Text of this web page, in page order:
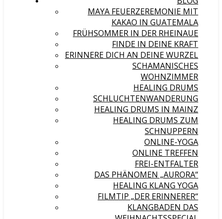
MAYA FEUERZEREMONIE MIT
KAKAO IN GUATEMALA
FRÜHSOMMER IN DER RHEINAUE
FINDE IN DEINE KRAFT
ERINNERE DICH AN DEINE WURZEL
SCHAMANISCHES
WOHNZIMMER
HEALING DRUMS
SCHLUCHTENWANDERUNG
HEALING DRUMS IN MAINZ
HEALING DRUMS ZUM
SCHNUPPERN
ONLINE-YOGA
ONLINE TREFFEN
FREI-ENTFALTER
DAS PHÄNOMEN „AURORA“
HEALING KLANG YOGA
FILMTIP „DER ERINNERER“
KLANGBADEN DAS